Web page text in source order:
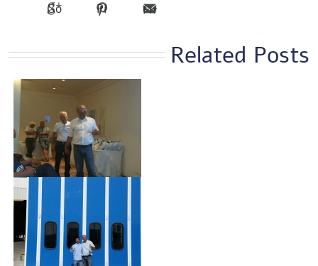
Google +1PinterestEmail
Related Posts